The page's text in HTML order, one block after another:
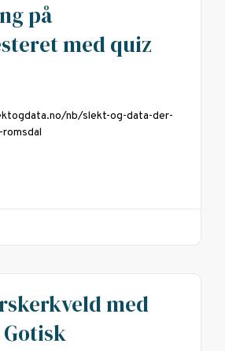
på
med quiz
nb/slekt-og-data-der-
med